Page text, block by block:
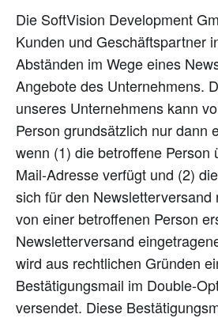
Die SoftVision Development
Kunden und Geschäftspartner
Abständen im Wege eines
Angebote des Unternehmens.
unseres Unternehmens kann
Person grundsätzlich nur dann
wenn (1) die betroffene Person
Mail-Adresse verfügt und (2)
sich für den
von einer betroffenen Person
Newsletterversand
wird aus rechtlichen Gründen
Bestätigungsmail im Double-
versendet. Diese